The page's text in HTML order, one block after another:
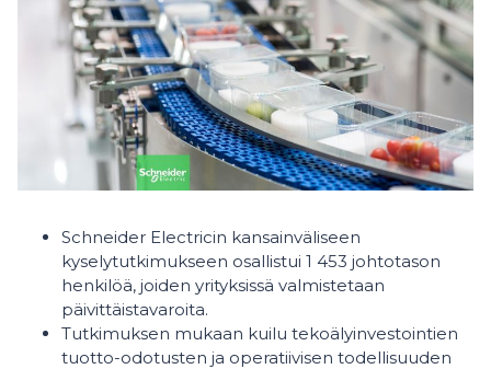
Schneider Electricin kansainväliseen
kyselytutkimukseen osallistui 1 453 johtotason
henkilöä, joiden yrityksissä valmistetaan
päivittäistavaroita.
Tutkimuksen mukaan kuilu tekoälyinvestointien
tuotto-odotusten ja operatiivisen todellisuuden